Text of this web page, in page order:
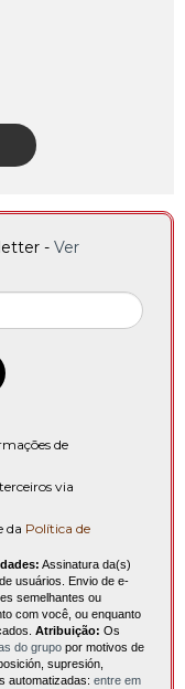
- Ver
de
via
da Política de
Assinatura da(s)
usuários. Envio de e-
semelhantes ou
com você, ou enquanto
Atribuição: Os
do grupo por motivos de
supresión,
automatizadas: entre em